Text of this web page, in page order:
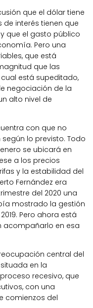
que el dólar tiene
interés tienen que
que el gasto público
Pero una
que está
que las
está supeditado,
negociación de la
alto nivel de
con que no
lo previsto. Todo
se ubicará en
a los precios
y la estabilidad del
Fernández era
del 2020 una
mostrado la gestión
Pero ahora está
acompañarlo en esa
central del
en la
recesivo, que
con una
comienzos del